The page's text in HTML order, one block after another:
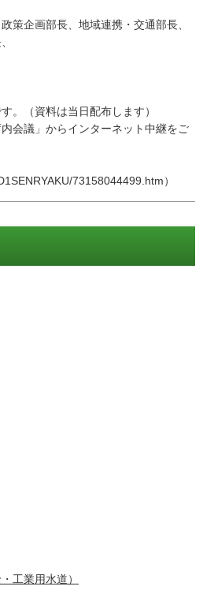
策企画部長、地域連携・交通部長、
。（資料は当日配布します）
会議」からインターネット中継をご
73158044499.htm）
工業用水道）